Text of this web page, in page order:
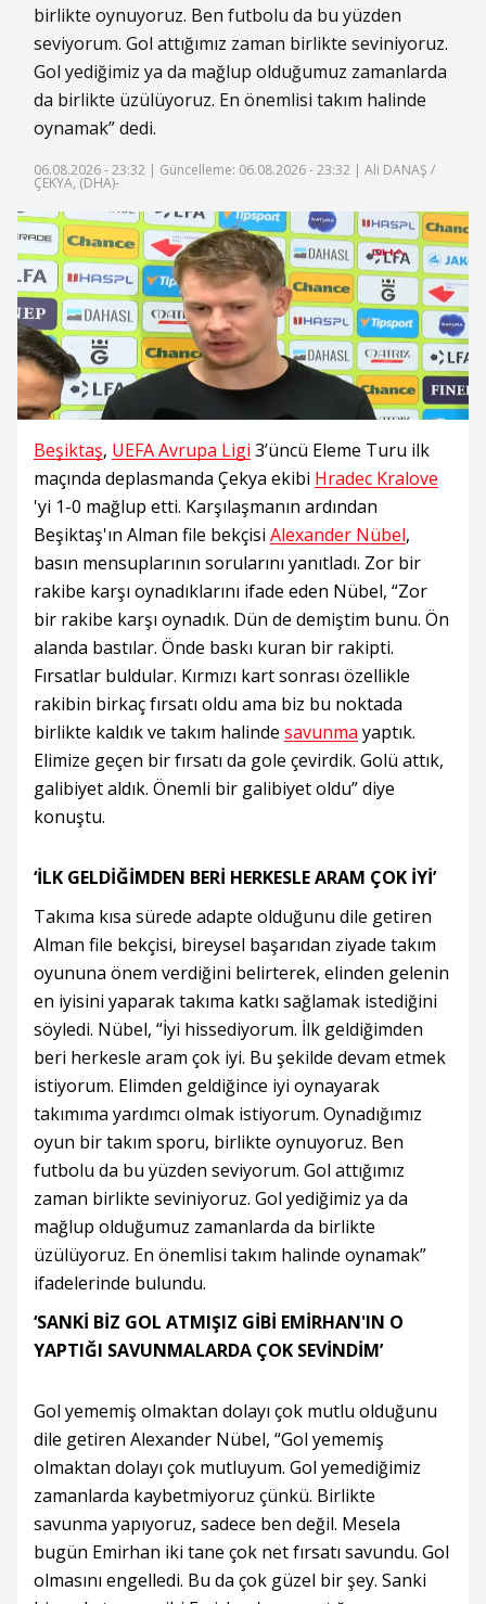
birlikte oynuyoruz. Ben futbolu da bu yüzden
seviyorum. Gol attığımız zaman birlikte seviniyoruz.
Gol yediğimiz ya da mağlup olduğumuz zamanlarda
da birlikte üzülüyoruz. En önemlisi takım halinde
oynamak” dedi.
06.08.2026 - 23:32 | Güncelleme: 06.08.2026 - 23:32 | Ali DANAŞ /
ÇEKYA, (DHA)-
Beşiktaş, UEFA Avrupa Ligi 3’üncü Eleme Turu ilk
maçında deplasmanda Çekya ekibi Hradec Kralove
'yi 1-0 mağlup etti. Karşılaşmanın ardından
Beşiktaş'ın Alman file bekçisi Alexander Nübel,
basın mensuplarının sorularını yanıtladı. Zor bir
rakibe karşı oynadıklarını ifade eden Nübel, “Zor
bir rakibe karşı oynadık. Dün de demiştim bunu. Ön
alanda bastılar. Önde baskı kuran bir rakipti.
Fırsatlar buldular. Kırmızı kart sonrası özellikle
rakibin birkaç fırsatı oldu ama biz bu noktada
birlikte kaldık ve takım halinde savunma yaptık.
Elimize geçen bir fırsatı da gole çevirdik. Golü attık,
galibiyet aldık. Önemli bir galibiyet oldu” diye
konuştu.
‘İLK GELDİĞİMDEN BERİ HERKESLE ARAM ÇOK İYİ’
Takıma kısa sürede adapte olduğunu dile getiren
Alman file bekçisi, bireysel başarıdan ziyade takım
oyununa önem verdiğini belirterek, elinden gelenin
en iyisini yaparak takıma katkı sağlamak istediğini
söyledi. Nübel, “İyi hissediyorum. İlk geldiğimden
beri herkesle aram çok iyi. Bu şekilde devam etmek
istiyorum. Elimden geldiğince iyi oynayarak
takımıma yardımcı olmak istiyorum. Oynadığımız
oyun bir takım sporu, birlikte oynuyoruz. Ben
futbolu da bu yüzden seviyorum. Gol attığımız
zaman birlikte seviniyoruz. Gol yediğimiz ya da
mağlup olduğumuz zamanlarda da birlikte
üzülüyoruz. En önemlisi takım halinde oynamak”
ifadelerinde bulundu.
‘SANKİ BİZ GOL ATMIŞIZ GİBİ EMİRHAN'IN O
YAPTIĞI SAVUNMALARDA ÇOK SEVİNDİM’
Gol yememiş olmaktan dolayı çok mutlu olduğunu
dile getiren Alexander Nübel, “Gol yememiş
olmaktan dolayı çok mutluyum. Gol yemediğimiz
zamanlarda kaybetmiyoruz çünkü. Birlikte
savunma yapıyoruz, sadece ben değil. Mesela
bugün Emirhan iki tane çok net fırsatı savundu. Gol
olmasını engelledi. Bu da çok güzel bir şey. Sanki